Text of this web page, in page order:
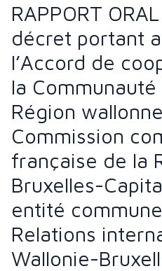
RAPPORT
décret portant
l’Accord de
la
Région
Commission
française de la
Bruxelles-
entité
Relations
Wallonie-